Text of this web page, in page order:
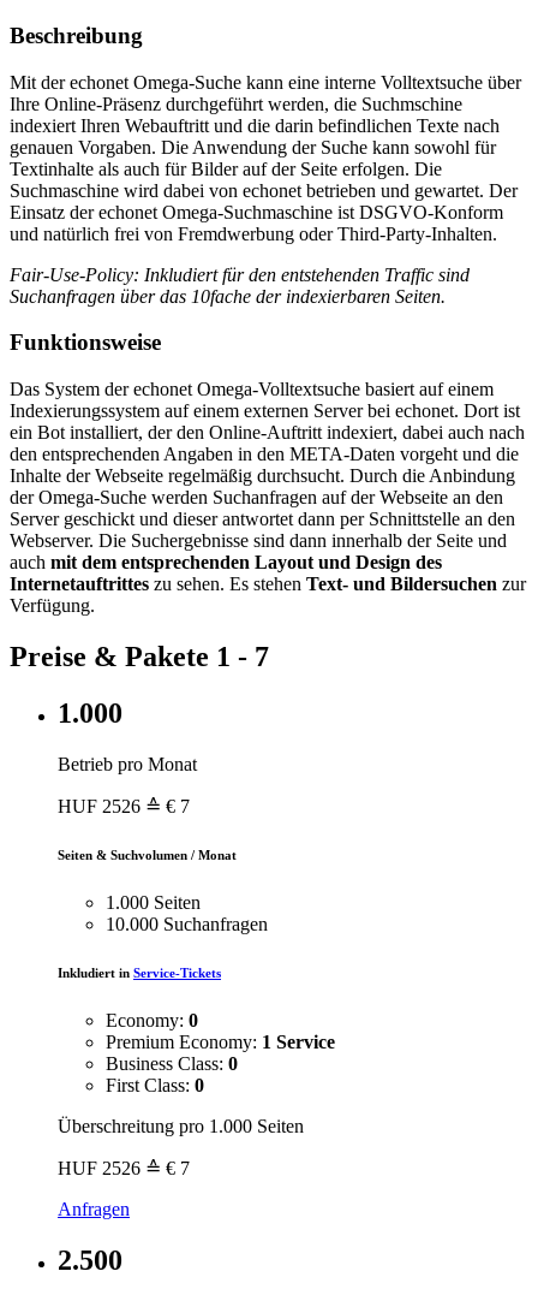
Beschreibung
Mit der echonet Omega-Suche kann eine interne Volltextsuche über
Ihre Online-Präsenz durchgeführt werden, die Suchmschine
indexiert Ihren Webauftritt und die darin befindlichen Texte nach
genauen Vorgaben. Die Anwendung der Suche kann sowohl für
Textinhalte als auch für Bilder auf der Seite erfolgen. Die
Suchmaschine wird dabei von echonet betrieben und gewartet. Der
Einsatz der echonet Omega-Suchmaschine ist DSGVO-Konform
und natürlich frei von Fremdwerbung oder Third-Party-Inhalten.
Fair-Use-Policy: Inkludiert für den entstehenden Traffic sind
Suchanfragen über das 10fache der indexierbaren Seiten.
Funktionsweise
Das System der echonet Omega-Volltextsuche basiert auf einem
Indexierungssystem auf einem externen Server bei echonet. Dort ist
ein Bot installiert, der den Online-Auftritt indexiert, dabei auch nach
den entsprechenden Angaben in den META-Daten vorgeht und die
Inhalte der Webseite regelmäßig durchsucht. Durch die Anbindung
der Omega-Suche werden Suchanfragen auf der Webseite an den
Server geschickt und dieser antwortet dann per Schnittstelle an den
Webserver. Die Suchergebnisse sind dann innerhalb der Seite und
auch mit dem entsprechenden Layout und Design des
Internetauftrittes zu sehen. Es stehen Text- und Bildersuchen zur
Verfügung.
Preise & Pakete 1 - 7
1.000
Betrieb pro Monat
HUF 2526 ≙ € 7
Seiten & Suchvolumen / Monat
1.000 Seiten
10.000 Suchanfragen
Inkludiert in Service-Tickets
Economy: 0
Premium Economy: 1 Service
Business Class: 0
First Class: 0
Überschreitung pro 1.000 Seiten
HUF 2526 ≙ € 7
Anfragen
2.500